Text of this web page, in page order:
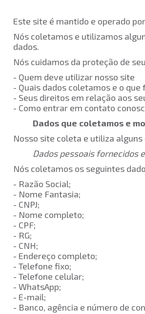
Este site é mantido e operado por
Nós coletamos e utilizamos
dados.
Nós cuidamos da proteção de
- Quem deve utilizar nosso
- Quais dados coletamos e o
- Seus direitos em relação aos
- Como entrar em contato
Dados que coletamos e
Nosso site coleta e utiliza
Dados pessoais fornecidos
Nós coletamos os seguintes
- Razão Social;
- Nome Fantasia;
- CNPJ;
- Nome completo;
- CPF;
- RG;
- CNH;
- Endereço completo;
- Telefone fixo;
- Telefone celular;
- WhatsApp;
- E-mail;
- Banco, agência e número de